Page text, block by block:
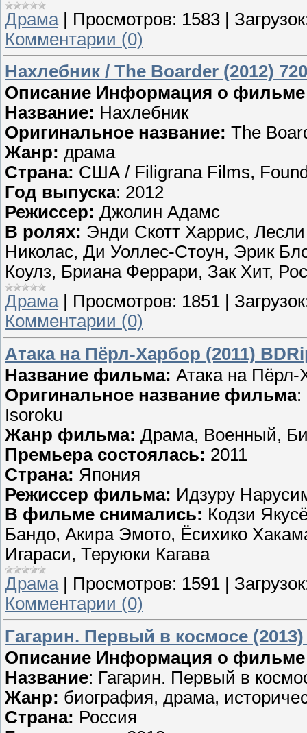
Драма| Просмотров: 1583
Комментарии (0)
Нахлебник / The Boarder (2012)
Описание Информация о фильме
Название: Нахлебник
Оригинальное название: The
Жанр: драма
Страна: США / Filigrana Films,
Год выпуска: 2012
Режиссер: Джолин Адамс
В ролях: Энди Скотт Харрис,
Николас, Ди Уоллес-Стоун, Эрик
Коулз, Бриана Феррари, Зак Хит,
Драма| Просмотров: 1851
Комментарии (0)
Атака на Пёрл-Харбор (2011)
Название фильма: Атака на Пёрл-
Оригинальное название фильма:
Isoroku
Жанр фильма: Драма, Военный,
Премьера состоялась: 2011
Страна: Япония
Режиссер фильма: Идзуру
В фильме снимались: Кодзи
Бандо, Акира Эмото, Ёсихико
Игараси, Теруюки Кагава
Драма| Просмотров: 1591
Комментарии (0)
Гагарин. Первый в космосе
Описание Информация о фильме
Название: Гагарин. Первый в
Жанр: биография, драма,
Страна: Россия